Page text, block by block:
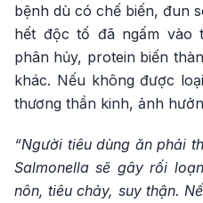
bệnh dù có chế biến, đun
hết độc tố đã ngấm
phân hủy, protein biến
khác. Nếu không được
thương thần kinh, ảnh
“Người tiêu dùng ăn phải
Salmonella sẽ gây rối
nôn, tiêu chảy, suy thận.